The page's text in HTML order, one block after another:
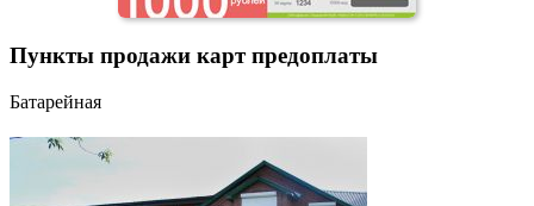
Пункты продажи карт предоплаты
Батарейная